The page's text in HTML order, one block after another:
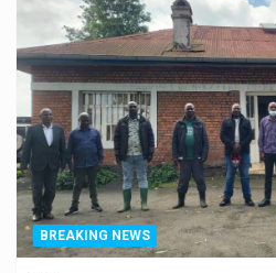
BREAKING NEWS